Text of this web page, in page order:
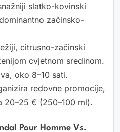
slatko-kovinski
začinsko-
citrusno-začinski
cvjetnom sredinom.
oko 8–10 sati.
redovne promocije,
20–25 € (250–100 ml).
Pour Homme Vs.